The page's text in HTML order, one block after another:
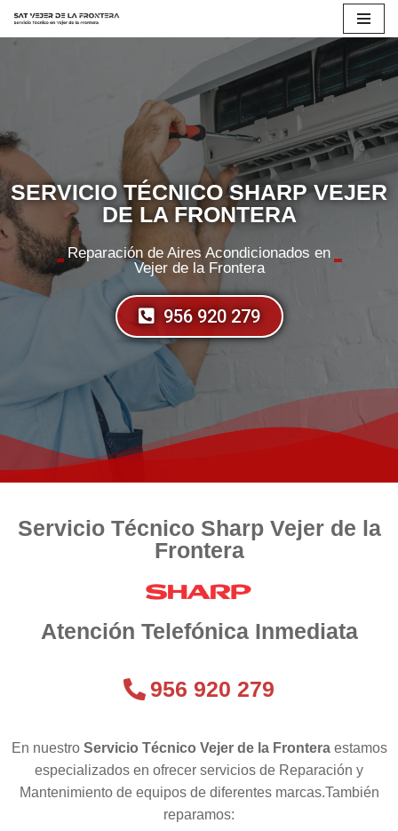
Saltar
SERVICIO TÉCNICO SHARP VEJER
DE LA FRONTERA
Reparación de Aires Acondicionados en
Vejer de la Frontera
956 920 279
Servicio Técnico Sharp Vejer de la
Frontera
Atención Telefónica Inmediata
956 920 279
En nuestro Servicio Técnico Vejer de la Fronteraestamos
especializados en ofrecer servicios de Reparación y
Mantenimiento de equipos de diferentes marcas.También
reparamos: